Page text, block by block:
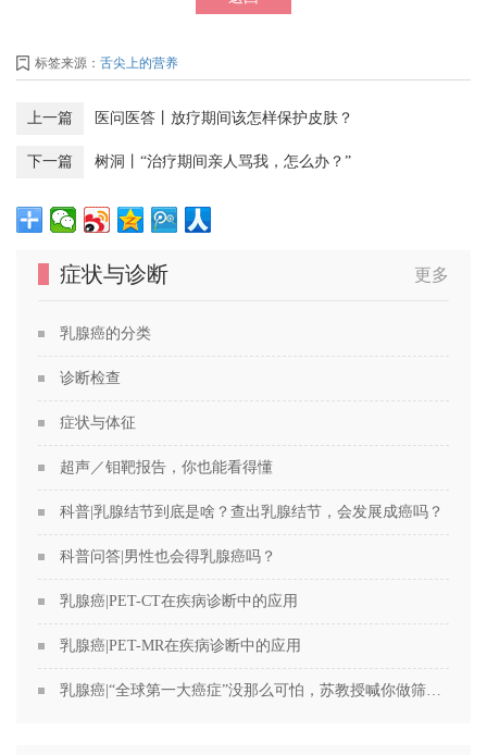
标签来源： 舌尖上的营养
上一篇 医问医答丨放疗期间该怎样保护皮肤？
下一篇 树洞丨“治疗期间亲人骂我，怎么办？”
症状与诊断 更多
乳腺癌的分类
诊断检查
症状与体征
超声／钼靶报告，你也能看得懂
科普|乳腺结节到底是啥？查出乳腺结节，会发展成癌吗？
科普问答|男性也会得乳腺癌吗？
乳腺癌|PET-CT在疾病诊断中的应用
乳腺癌|PET-MR在疾病诊断中的应用